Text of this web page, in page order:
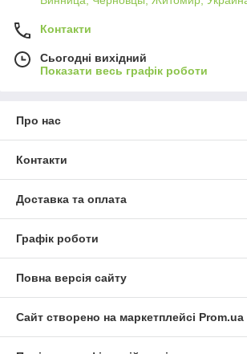
Контакти
Сьогодні вихідний
Показати весь графік роботи
Про нас
Контакти
Доставка та оплата
Графік роботи
Повна версія сайту
Сайт створено на маркетплейсі Prom.ua